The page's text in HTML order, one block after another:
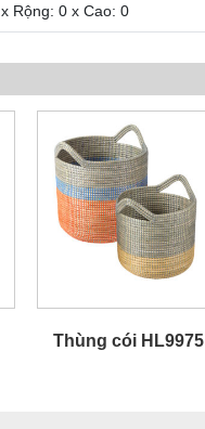
Rộng: 0 x Cao: 0
Thùng cói HL9975